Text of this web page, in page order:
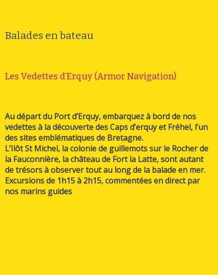
Balades en bateau
Les Vedettes d’Erquy (Armor Navigation)
Au départ du Port d’Erquy, embarquez à bord de nos
vedettes à la découverte des Caps d’erquy et Fréhel, l’un
des sites emblématiques de Bretagne.
L’Ilôt St Michel, la colonie de guillemots sur le Rocher de
la Fauconnière, la château de Fort la Latte, sont autant
de trésors à observer tout au long de la balade en mer.
Excursions de 1h15 à 2h15, commentées en direct par
nos marins guides